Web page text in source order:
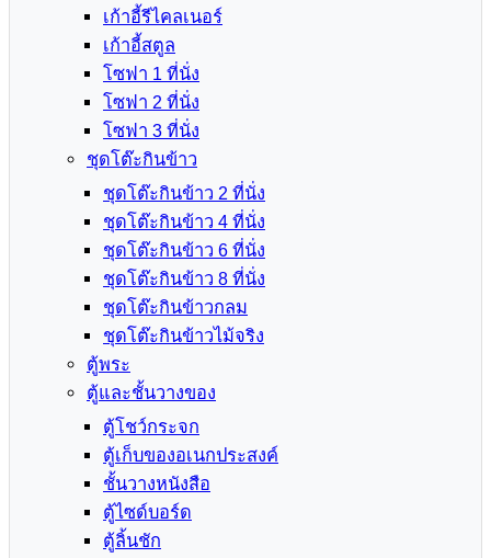
เก้าอี้รีไคลเนอร์
เก้าอี้สตูล
โซฟา 1 ที่นั่ง
โซฟา 2 ที่นั่ง
โซฟา 3 ที่นั่ง
ชุดโต๊ะกินข้าว
ชุดโต๊ะกินข้าว 2 ที่นั่ง
ชุดโต๊ะกินข้าว 4 ที่นั่ง
ชุดโต๊ะกินข้าว 6 ที่นั่ง
ชุดโต๊ะกินข้าว 8 ที่นั่ง
ชุดโต๊ะกินข้าวกลม
ชุดโต๊ะกินข้าวไม้จริง
ตู้พระ
ตู้และชั้นวางของ
ตู้โชว์กระจก
ตู้เก็บของอเนกประสงค์
ชั้นวางหนังสือ
ตู้ไซด์บอร์ด
ตู้ลิ้นชัก